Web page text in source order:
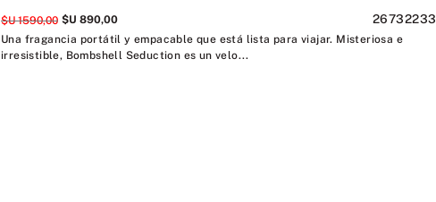
$U 1590,00 $U 890,00 26732233
Una fragancia portátil y empacable que está lista para viajar. Misteriosa e
irresistible, Bombshell Seduction es un velo...